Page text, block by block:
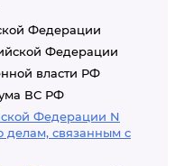
Федерации
Федерации
власти РФ
ВС РФ
Федерации N
делам, связанным с